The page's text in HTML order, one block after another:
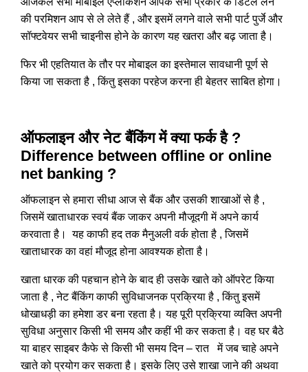
की परमिशन आप से ले लेते हैं , और इसमें लगने वाले सभी पार्ट पुर्जे और
सॉफ्टवेयर सभी चाइनीस होने के कारण यह खतरा और बढ़ जाता है।
फिर भी एहतियात के तौर पर मोबाइल का इस्तेमाल सावधानी पूर्ण से
किया जा सकता है , किंतु इसका परहेज करना ही बेहतर साबित होगा।
ऑफलाइन और नेट बैंकिंग में क्या फर्क है ?
Difference between offline or online
net banking ?
ऑफलाइन से हमारा सीधा आज से बैंक और उसकी शाखाओं से है ,
जिसमें खाताधारक स्वयं बैंक जाकर अपनी मौजूदगी में अपने कार्य
करवाता है। यह काफी हद तक मैनुअली वर्क होता है , जिसमें
खाताधारक का वहां मौजूद होना आवश्यक होता है।
खाता धारक की पहचान होने के बाद ही उसके खाते को ऑपरेट किया
जाता है , नेट बैंकिंग काफी सुविधाजनक प्रक्रिया है , किंतु इसमें
धोखाधड़ी का हमेशा डर बना रहता है। यह पूरी प्रक्रिया व्यक्ति अपनी
सुविधा अनुसार किसी भी समय और कहीं भी कर सकता है। वह घर बैठे
या बाहर साइबर कैफे से किसी भी समय दिन – रात में जब चाहे अपने
खाते को प्रयोग कर सकता है। इसके लिए उसे शाखा जाने की अथवा